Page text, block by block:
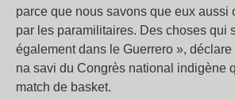
parce que nous savons que eux aussi
par les paramilitaires. Des choses qui
également dans le Guerrero »,
na savi du Congrès national indigène
match de basket.